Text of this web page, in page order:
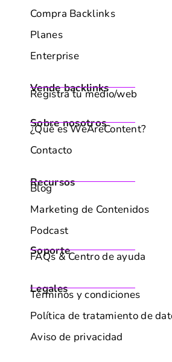
Compra Backlinks
Planes
Enterprise
Vende backlinks
Registra tu medio/web
Sobre nosotros
¿Qué es WeAreContent?
Contacto
Recursos
Blog
Marketing de Contenidos
Podcast
Soporte
FAQs & Centro de ayuda
Legales
Términos y condiciones
Política de tratamiento de
Aviso de privacidad